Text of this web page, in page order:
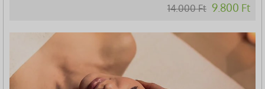
14.000 Ft 9.800 Ft